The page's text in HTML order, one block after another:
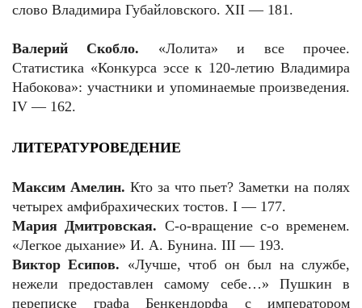
слово Владимира Губайловского. XII — 181.
Валерий Скобло. «Лолита» и все прочее.
Статистика «Конкурса эссе к 120-летию Владимира
Набокова»: участники и упоминаемые произведения.
IV — 162.
ЛИТЕРАТУРОВЕДЕНИЕ
Максим Амелин. Кто за что пьет? Заметки на полях
четырех амфибрахических тостов. I — 177.
Мария Дмитровская. С-о-вращение с-о временем.
«Легкое дыхание» И. А. Бунина. III — 193.
Виктор Есипов. «Лучше, чтоб он был на службе,
нежели предоставлен самому себе…» Пушкин в
переписке графа Бенкендорфа с императором